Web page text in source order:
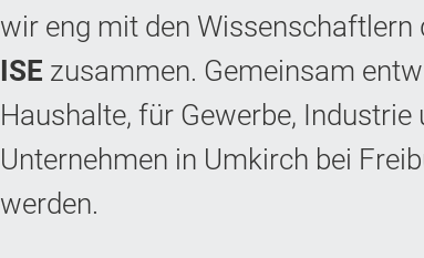
wir eng mit den Wissenschaftlern
ISE zusammen. Gemeinsam
Haushalte, für Gewerbe,
Unternehmen in Umkirch bei
werden.